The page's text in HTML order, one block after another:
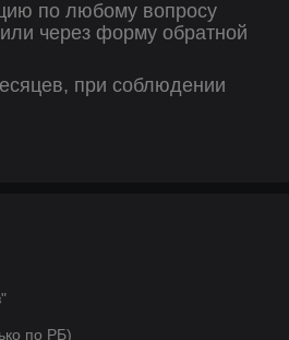
по любому вопросу
через форму обратной
при соблюдении
по РБ)